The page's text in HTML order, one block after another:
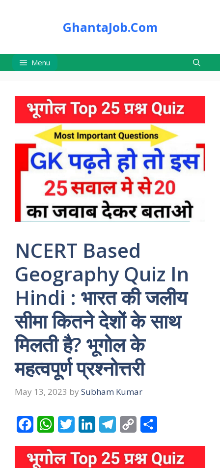
GhantaJob.Com
Menu
NCERT Based
Geography Quiz In
Hindi : भारत की जलीय
सीमा कितने देशों के साथ
मिलती है? भूगोल के
महत्वपूर्ण प्रश्नोत्तरी
May 13, 2023 by Subham Kumar
c
W
a
i
n
l
p
a